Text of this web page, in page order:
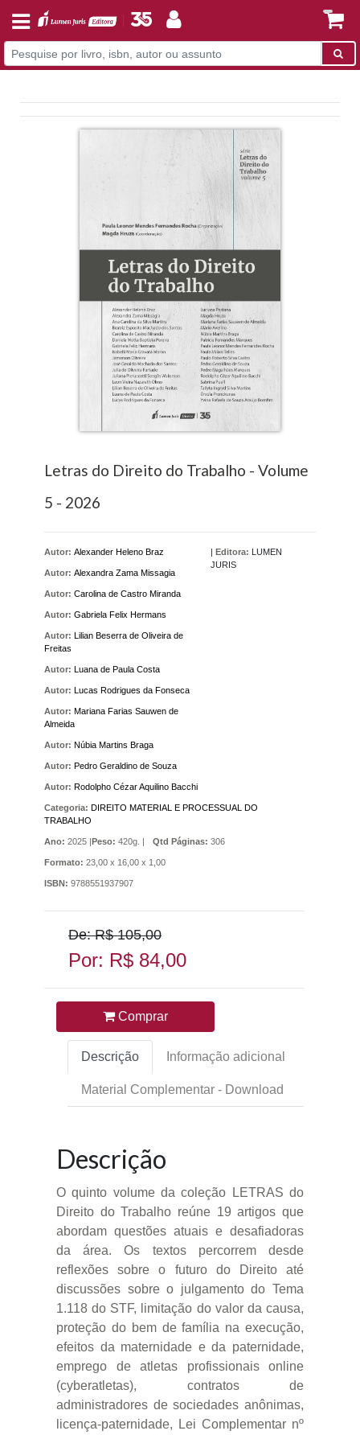
Letras do Direito do Trabalho - Volume
5 - 2026
Autor: Alexander Heleno Braz
Autor: Alexandra Zama Missagia
Autor: Carolina de Castro Miranda
Autor: Gabriela Felix Hermans
Autor:
Lilian Beserra de Oliveira de
Freitas
Autor: Luana de Paula Costa
Autor: Lucas Rodrigues da Fonseca
Autor: Mariana Farias Sauwen de
Almeida
Autor: Núbia Martins Braga
Autor: Pedro Geraldino de Souza
Autor: Rodolpho Cézar Aquilino Bacchi
Editora:
LUMEN
JURIS
Categoria: DIREITO MATERIAL E PROCESSUAL DO
TRABALHO
Ano: 2025 | Peso: 420g. | Qtd Páginas: 306
Formato: 23,00 x 16,00 x 1,00
ISBN: 9788551937907
De: R$ 105,00
Por: R$ 84,00
Comprar
Descrição Informação adicional
Material Complementar - Download
Descrição
O quinto volume da coleção LETRAS do
Direito do Trabalho reúne 19 artigos que
abordam questões atuais e desafiadoras
da área. Os textos percorrem desde
reflexões sobre o futuro do Direito até
discussões sobre o julgamento do Tema
1.118 do STF, limitação do valor da causa,
proteção do bem de família na execução,
efeitos da maternidade e da paternidade,
emprego de atletas profissionais online
(cyberatletas), contratos de
administradores de sociedades anônimas,
licença-paternidade, Lei Complementar nº